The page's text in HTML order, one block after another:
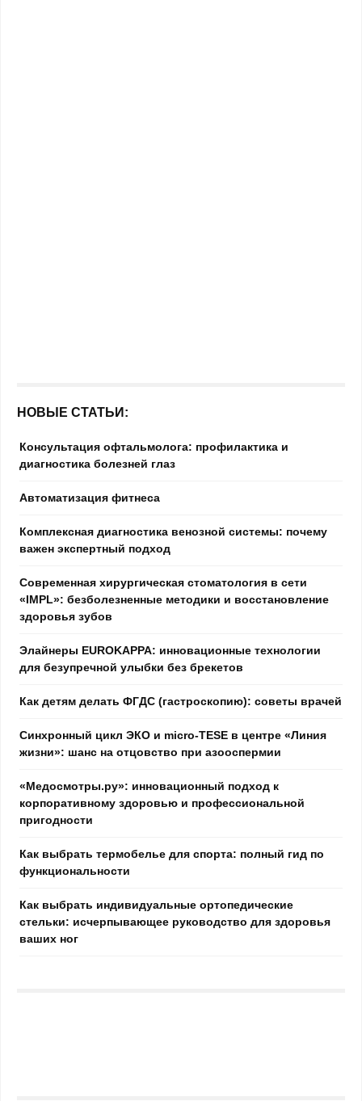
НОВЫЕ СТАТЬИ:
Консультация офтальмолога: профилактика и
диагностика болезней глаз
Автоматизация фитнеса
Комплексная диагностика венозной системы: почему
важен экспертный подход
Современная хирургическая стоматология в сети
«IMPL»: безболезненные методики и восстановление
здоровья зубов
Элайнеры EUROKAPPA: инновационные технологии
для безупречной улыбки без брекетов
Как детям делать ФГДС (гастроскопию): советы врачей
Синхронный цикл ЭКО и micro-TESE в центре «Линия
жизни»: шанс на отцовство при азооспермии
«Медосмотры.ру»: инновационный подход к
корпоративному здоровью и профессиональной
пригодности
Как выбрать термобелье для спорта: полный гид по
функциональности
Как выбрать индивидуальные ортопедические
стельки: исчерпывающее руководство для здоровья
ваших ног